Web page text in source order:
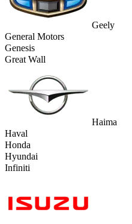
Geely
General Motors
Genesis
Great Wall
Haima
Haval
Honda
Hyundai
Infiniti